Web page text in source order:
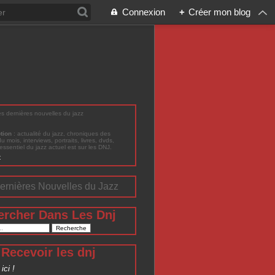
Connexion + Créer mon blog
dernières nouvelles du jazz
: actualité du jazz, chroniques des
mois, interviews, portraits, livres, dvds,
du jazz actuel est sur les DNJ.
Nouvelles du Jazz
Dans Les Dnj
Recevoir les dnj
ici !